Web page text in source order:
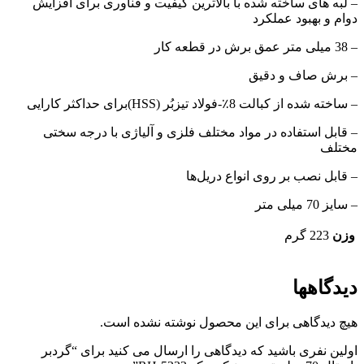
دوام و بهبود عملکرد
– 38 میلی متر عمق برش در قطعه کار
– برش صاف و دقیق
– ساخته شده از کبالت 8٪-فولاد تیزبُر (HSS)برای حداکثر کارایی
– قابل استفاده در مواد مختلف فلزی و آلیاژی با درجه سختی
مختلف
– قابل نصب بر روی انواع دریل‌ها
– سایز 70 میلی متر
وزن 223 گرم
دیدگاهها
هیچ دیدگاهی برای این محصول نوشته نشده است.
اولین نفری باشید که دیدگاهی را ارسال می کنید برای “گردبر